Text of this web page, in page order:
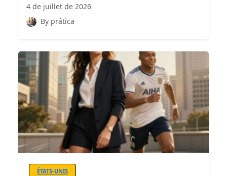
4 de juillet de 2026
By prática
ÉTATS-UNIS